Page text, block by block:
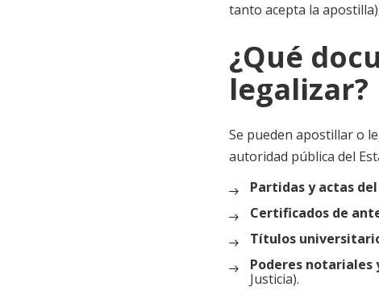
tanto acepta la
¿Qué
legalizar?
Se pueden apostillar o
autoridad pública del
Partidas y actas
Certificados de
Títulos
Poderes notariales
Justicia).